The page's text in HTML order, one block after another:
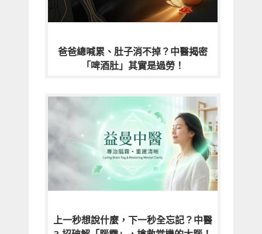
爸爸總喊累、肚子消不掉？中醫揭密
「啤酒肚」其實是過勞！
上一秒想說什麼，下一秒全忘記？中醫